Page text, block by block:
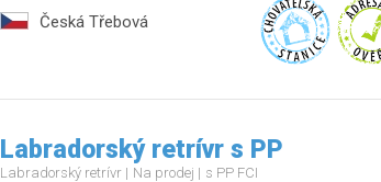
Česká Třebová
Labradorský retrívr s PP
Labradorský retrívr Na prodej s PP FCI